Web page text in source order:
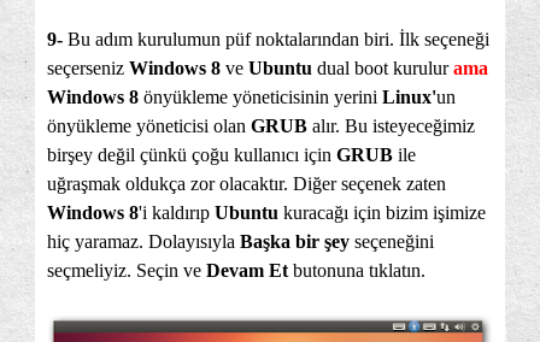
9- Bu adım kurulumun püf noktalarından biri. İlk seçeneği
seçerseniz Windows 8 ve Ubuntu dual boot kurulurama
Windows 8 önyükleme yöneticisinin yerini Linux'un
önyükleme yöneticisi olan GRUB alır. Bu isteyeceğimiz
birşey değil çünkü çoğu kullanıcı için GRUB ile
uğraşmak oldukça zor olacaktır. Diğer seçenek zaten
Windows 8'i kaldırıp Ubuntu kuracağı için bizim işimize
hiç yaramaz. Dolayısıyla Başka bir şey seçeneğini
seçmeliyiz. Seçin ve Devam Et butonuna tıklatın.